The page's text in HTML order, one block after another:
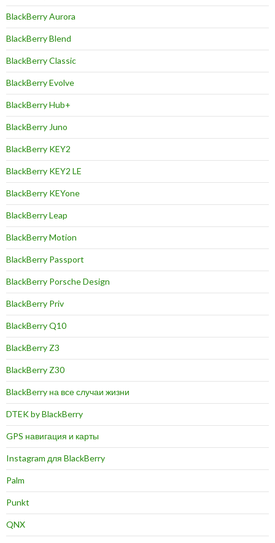
BlackBerry Aurora
BlackBerry Blend
BlackBerry Classic
BlackBerry Evolve
BlackBerry Hub+
BlackBerry Juno
BlackBerry KEY2
BlackBerry KEY2 LE
BlackBerry KEYone
BlackBerry Leap
BlackBerry Motion
BlackBerry Passport
BlackBerry Porsche Design
BlackBerry Priv
BlackBerry Q10
BlackBerry Z3
BlackBerry Z30
BlackBerry на все случаи жизни
DTEK by BlackBerry
GPS навигация и карты
Instagram для BlackBerry
Palm
Punkt
QNX